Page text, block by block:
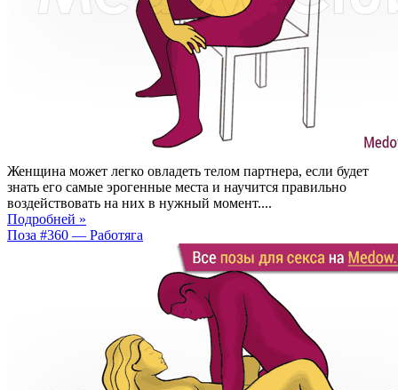
Женщина может легко овладеть телом партнера, если будет
знать его самые эрогенные места и научится правильно
воздействовать на них в нужный момент....
Подробней »
Поза #360 — Работяга